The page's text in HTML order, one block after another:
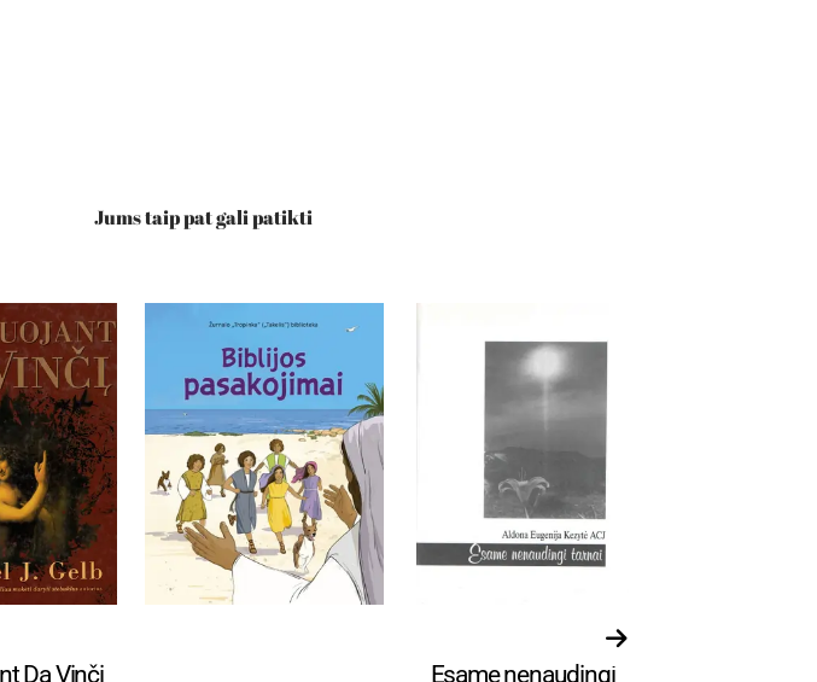
Jums taip pat gali patikti
Da Vinčį
Esame nenaudingi